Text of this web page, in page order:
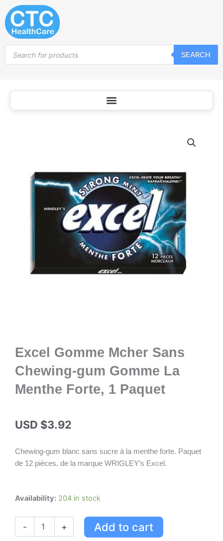
Skip
to
content
search
SEARCH
Excel Gomme Mcher Sans
Chewing-gum Gomme La
Menthe Forte, 1 Paquet
USD $3.92
Chewing-gum blanc sans sucre à la menthe forte. Paquet
de 12 pièces, de la marque WRIGLEY’s Excel.
Availability: 204 in stock
-
Excel
Mcher
Sans
Chewing-
+ Add to cart